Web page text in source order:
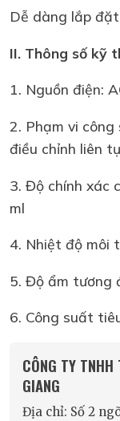
Dễ dàng lắp
II. Thông số kỹ
1. Nguồn điện:
2. Phạm vi
điều chỉnh liên
3. Độ chính xác
ml
4. Nhiệt độ môi
5. Độ ẩm tương
6. Công suất
CÔNG TY TNHH
GIANG
Địa chỉ: Số 2